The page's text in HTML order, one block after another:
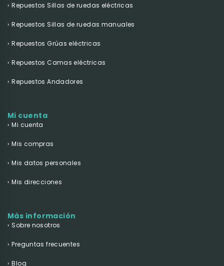
Repuestos Sillas de ruedas eléctricas
Repuestos Sillas de ruedas manuales
Repuestos Grúas eléctricas
Repuestos Camas eléctricas
Repuestos Andadores
Mi cuenta
Mi cuenta
Mis compras
Mis datos personales
Mis direcciones
Más información
Sobre nosotros
Preguntas frecuentes
Blog